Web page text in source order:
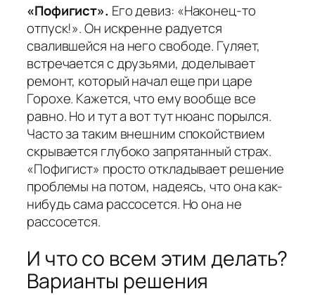
«Пофигист». Его девиз: «Наконец-то
отпуск!». Он искренне радуется
свалившейся на него свободе. Гуляет,
встречается с друзьями, доделывает
ремонт, который начал еще при царе
Горохе. Кажется, что ему вообще все
равно. Но и тут а вот тут нюанс порылся.
Часто за таким внешним спокойствием
скрывается глубоко запрятанный страх.
«Пофигист» просто откладывает решение
проблемы на потом, надеясь, что она как-
нибудь сама рассосется. Но она не
рассосется.
И что со всем этим делать?
Варианты решения